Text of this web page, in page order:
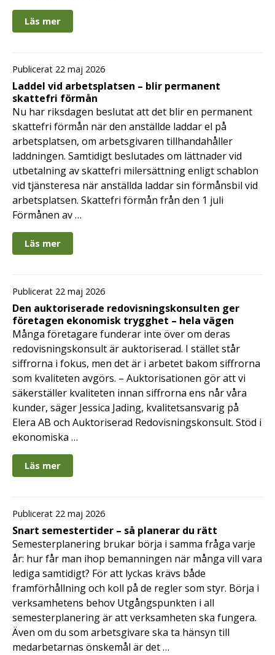
Läs mer
Publicerat 22 maj 2026
Laddel vid arbetsplatsen – blir permanent
skattefri förmån
Nu har riksdagen beslutat att det blir en permanent
skattefri förmån när den anställde laddar el på
arbetsplatsen, om arbetsgivaren tillhandahåller
laddningen. Samtidigt beslutades om lättnader vid
utbetalning av skattefri milersättning enligt schablon
vid tjänsteresa när anställda laddar sin förmånsbil vid
arbetsplatsen. Skattefri förmån från den 1 juli
Förmånen av …
Läs mer
Publicerat 22 maj 2026
Den auktoriserade redovisningskonsulten ger
företagen ekonomisk trygghet – hela vägen
Många företagare funderar inte över om deras
redovisningskonsult är auktoriserad. I stället står
siffrorna i fokus, men det är i arbetet bakom siffrorna
som kvaliteten avgörs. – Auktorisationen gör att vi
säkerställer kvaliteten innan siffrorna ens når våra
kunder, säger Jessica Jading, kvalitetsansvarig på
Elera AB och Auktoriserad Redovisningskonsult. Stöd i
ekonomiska …
Läs mer
Publicerat 22 maj 2026
Snart semestertider – så planerar du rätt
Semesterplanering brukar börja i samma fråga varje
år: hur får man ihop bemanningen när många vill vara
lediga samtidigt? För att lyckas krävs både
framförhållning och koll på de regler som styr. Börja i
verksamhetens behov Utgångspunkten i all
semesterplanering är att verksamheten ska fungera.
Även om du som arbetsgivare ska ta hänsyn till
medarbetarnas önskemål är det …